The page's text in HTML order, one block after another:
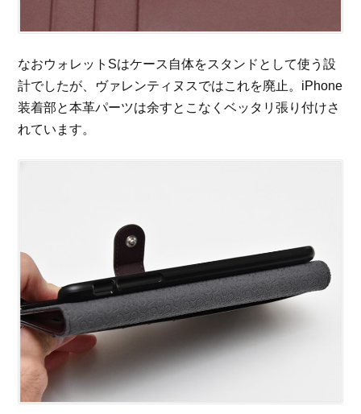
なおウォレットSはケース自体をスタンドとして使う設
計でしたが、ヴァレンティヌスではこれを廃止。iPhone
装着部と本革パーツは余すとこなくベッタリ張り付けさ
れています。